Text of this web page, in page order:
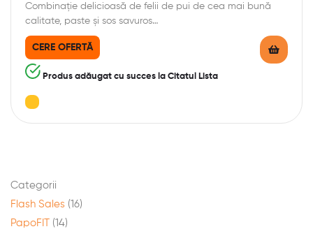
Combinație delicioasă de felii de pui de cea mai bună
calitate, paste și sos savuros…
CERE OFERTĂ
Produs adăugat cu succes la Citatul Lista
Categorii
Flash Sales (16)
PapoFIT
(14)